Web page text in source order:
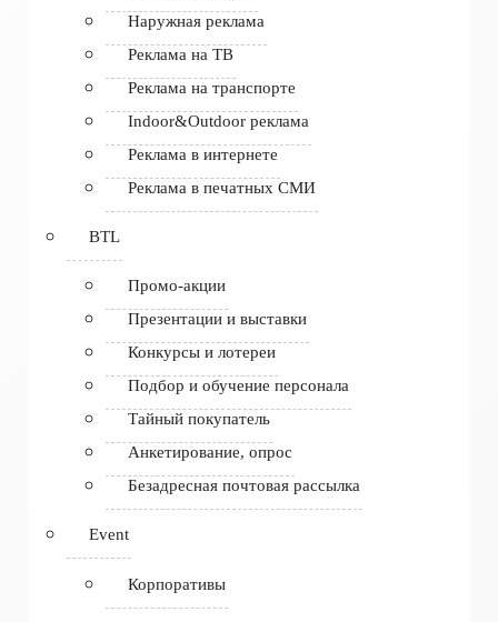
Наружная реклама
Реклама на ТВ
Реклама на транспорте
Indoor&Outdoor реклама
Реклама в интернете
Реклама в печатных СМИ
BTL
Промо-акции
Презентации и выставки
Конкурсы и лотереи
Подбор и обучение персонала
Тайный покупатель
Анкетирование, опрос
Безадресная почтовая рассылка
Event
Корпоративы